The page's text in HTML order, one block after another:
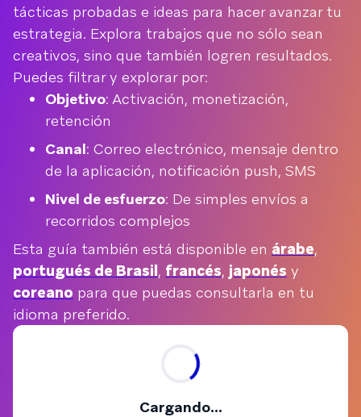
tácticas probadas e ideas para hacer avanzar tu
estrategia. Explora trabajos que no sólo sean
creativos, sino que también logren resultados.
Puedes filtrar y explorar por:
Objetivo: Activación, monetización,
retención
Canal: Correo electrónico, mensaje dentro
de la aplicación, notificación push, SMS
Nivel de esfuerzo: De simples envíos a
recorridos complejos
Esta guía también está disponible en árabe,
portugués de Brasil, francés, japonés y
coreano para que puedas consultarla en tu
idioma preferido.
Cargando...